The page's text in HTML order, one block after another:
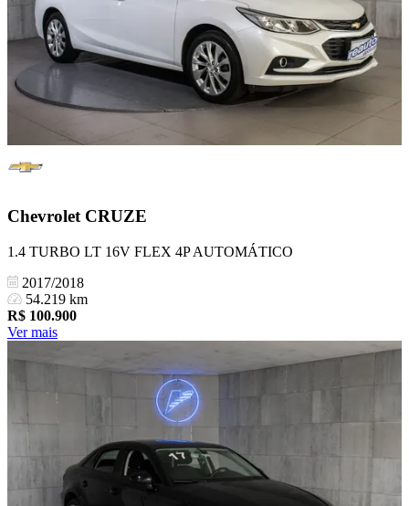
Chevrolet CRUZE
1.4 TURBO LT 16V FLEX 4P AUTOMÁTICO
2017/2018
54.219 km
R$ 100.900
Ver mais